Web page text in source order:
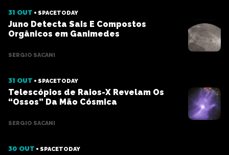
31 OUT SPACETODAY
Juno Detecta Sais E Compostos
Orgânicos em Ganimedes
SERGIO SACANI
31 OUT SPACETODAY
Telescópios de Raios-X Revelam Os
“Ossos” Da Mão Cósmica
SERGIO SACANI
30 OUT SPACETODAY